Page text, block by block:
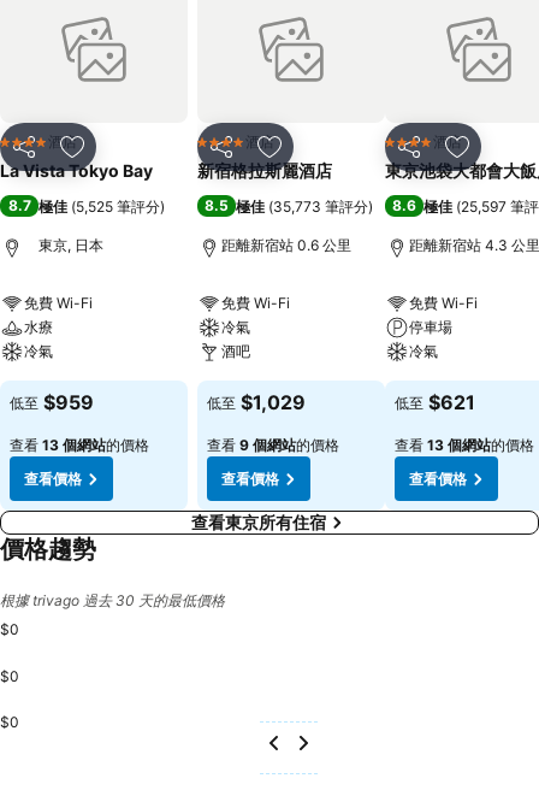
分享 放到收藏夾
4 星級 酒店
La Vista Tokyo Bay
8.7 極佳 (5,525 筆評分)
東京, 日本
免費 Wi-Fi
水療
冷氣
低至 $959
查看 13 個網站的價格
查看價格
分享 放到收藏夾
4 星級 酒店
新宿格拉斯麗酒店
8.5 極佳 (35,773 筆評分)
距離新宿站 0.6 公里
免費 Wi-Fi
冷氣
酒吧
低至 $1,029
查看 9 個網站的價格
查看價格
分享 放到收藏
4 星級 酒店
東京池袋大都會大
8.6 極佳 (25,597 筆
距離新宿站 4.3 公里
免費 Wi-Fi
停車場
冷氣
低至 $621
查看 13 個網站的價格
查看價格
查看東京所有住宿
價格趨勢
根據 trivago 過去 30 天的最低價格
$0
$0
$0